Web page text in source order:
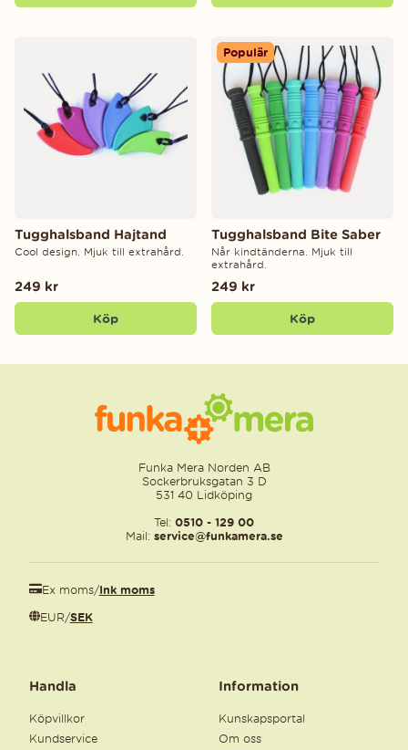
Tugghalsband Hajtand
Cool design. Mjuk till extrahård.
249 kr
Köp
Populär
Tugghalsband Bite Saber
Når kindtänderna. Mjuk till
extrahård.
249 kr
Köp
Funka Mera Norden AB
Sockerbruksgatan 3 D
531 40 Lidköping
Tel: 0510 - 129 00
Mail: service@funkamera.se
Ex moms/Ink moms
EUR/SEK
Handla
Köpvillkor
Kundservice
Information
Kunskapsportal
Om oss